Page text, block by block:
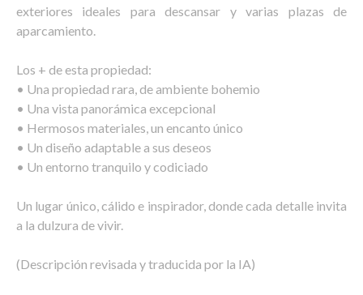
exteriores ideales para descansar y varias plazas de
aparcamiento.
Los + de esta propiedad:
• Una propiedad rara, de ambiente bohemio
• Una vista panorámica excepcional
• Hermosos materiales, un encanto único
• Un diseño adaptable a sus deseos
• Un entorno tranquilo y codiciado
Un lugar único, cálido e inspirador, donde cada detalle invita
a la dulzura de vivir.
(Descripción revisada y traducida por la IA)